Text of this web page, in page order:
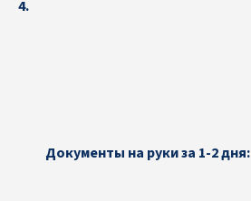
Документы на руки за 1-2 дня: